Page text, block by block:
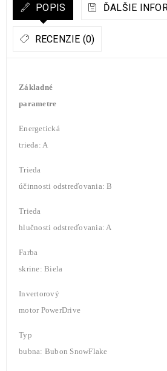
POPIS ĎALŠIE
RECENZIE (0)
Základné
parametre
Energetická
trieda: A
Trieda
účinnosti odstreďovania: B
Trieda
hlučnosti odstreďovania: A
Farba
skrine: Biela
Invertorový
motor PowerDrive
Typ
bubna: Bubon SnowFlake